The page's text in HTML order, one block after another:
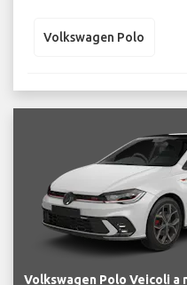
Volkswagen Polo
Volkswagen Polo Veicoli a